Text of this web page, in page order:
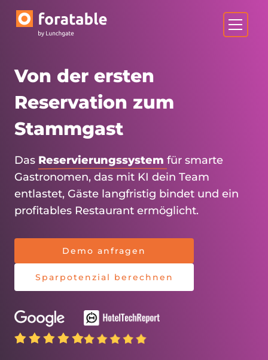
Von der ersten
Reservation zum
Stammgast
Das Reservierungssystem für smarte
Gastronomen, das mit KI dein Team
entlastet, Gäste langfristig bindet und ein
profitables Restaurant ermöglicht.
Demo anfragen
Sparpotenzial berechnen